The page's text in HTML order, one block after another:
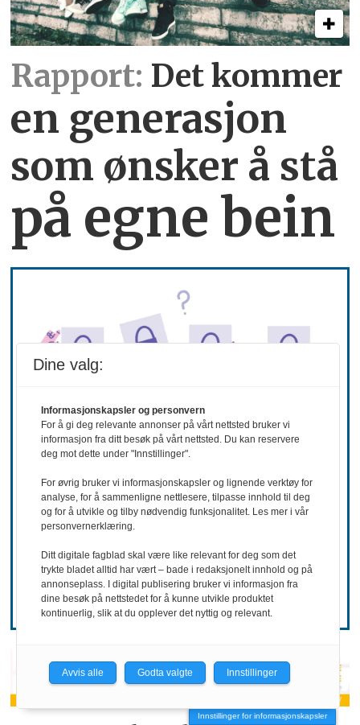
Rapport: Det kommer
en generasjon
som ønsker å stå
på egne bein
REKRUTTERING
Ønsker mer
hemmelighold
Innstillinger for informasjonskapsler
Dine valg:
Informasjonskapsler og personvern
For å gi deg relevante annonser på vårt nettsted bruker vi
informasjon fra ditt besøk på vårt nettsted. Du kan reservere
deg mot dette under "Innstillinger".
For øvrig bruker vi informasjonskapsler og lignende verktøy for
analyse, for å sammenligne nettlesere, tilpasse innhold til deg
og for å utvikle og tilby nødvendig funksjonalitet. Les mer i vår
personvernerklæring.
Ditt digitale fagblad skal være like relevant for deg som det
trykte bladet alltid har vært – bade i redaksjonelt innhold og på
annonseplass. I digital publisering bruker vi informasjon fra
dine besøk på nettstedet for å kunne utvikle produktet
kontinuerlig, slik at du opplever det nyttig og relevant.
Avvis alle Godta valgte Innstillinger